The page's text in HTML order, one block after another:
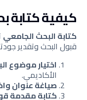
كيفية كتابة
كتابة البحث الجامعي
قبول البحث وتقدير
اختيار موضوع
الأكاديمي.
صياغة عنوان
كتابة مقدمة